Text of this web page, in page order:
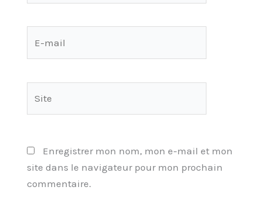
Enregistrer mon nom, mon e-mail et mon
site dans le navigateur pour mon prochain
commentaire.